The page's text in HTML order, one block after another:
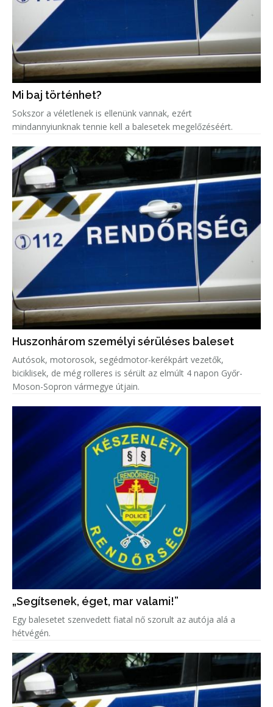
Mi baj történhet?
Sokszor a véletlenek is ellenünk vannak, ezért
mindannyiunknak tennie kell a balesetek megelőzéséért.
Huszonhárom személyi sérüléses baleset
Autósok, motorosok, segédmotor-kerékpárt vezetők,
biciklisek, de még rolleres is sérült az elmúlt 4 napon Győr-
Moson-Sopron vármegye útjain.
„Segítsenek, éget, mar valami!”
Egy balesetet szenvedett fiatal nő szorult az autója alá a
hétvégén.